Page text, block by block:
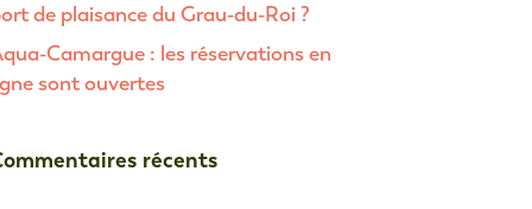
de plaisance du Grau-du-Roi ?
Camargue : les réservations en
sont ouvertes
récents